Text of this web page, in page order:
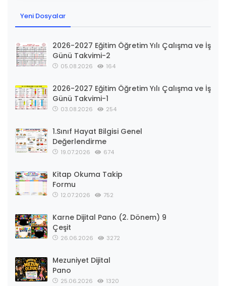
Yeni Dosyalar
2026-2027 Eğitim Öğretim Yılı Çalışma ve İş
Günü Takvimi-2
05.08.2026 164
2026-2027 Eğitim Öğretim Yılı Çalışma ve İş
Günü Takvimi-1
03.08.2026 254
1.Sınıf Hayat Bilgisi Genel
Değerlendirme
19.07.2026 674
Kitap Okuma Takip
Formu
12.07.2026 752
Karne Dijital Pano (2. Dönem) 9
Çeşit
26.06.2026 3272
Mezuniyet Dijital
Pano
25.06.2026 1320